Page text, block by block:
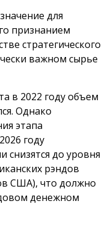
для
признанием
стратегического
важном сырье
в 2022 году объем
Однако
этапа
году
снизятся до уровня
рэндов
США), что должно
денежном